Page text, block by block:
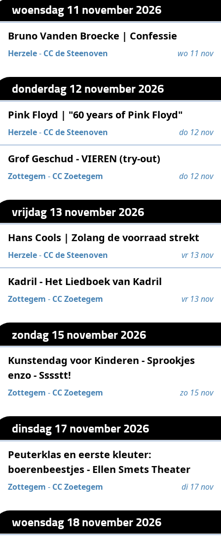
woensdag 11 november 2026
Bruno Vanden Broecke | Confessie
Herzele- CC de Steenoven wo 11 nov
donderdag 12 november 2026
Pink Floyd | "60 years of Pink Floyd"
Herzele- CC de Steenoven do 12 nov
Grof Geschud - VIEREN (try-out)
Zottegem - CC Zoetegem do 12 nov
vrijdag 13 november 2026
Hans Cools | Zolang de voorraad strekt
Herzele- CC de Steenoven vr 13 nov
Kadril - Het Liedboek van Kadril
Zottegem - CC Zoetegem vr 13 nov
zondag 15 november 2026
Kunstendag voor Kinderen - Sprookjes
enzo - Sssstt!
Zottegem - CC Zoetegem zo 15 nov
dinsdag 17 november 2026
Peuterklas en eerste kleuter:
boerenbeestjes - Ellen Smets Theater
Zottegem - CC Zoetegem di 17 nov
woensdag 18 november 2026